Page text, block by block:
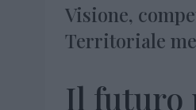
Visione,
Territoriale
Il futuro